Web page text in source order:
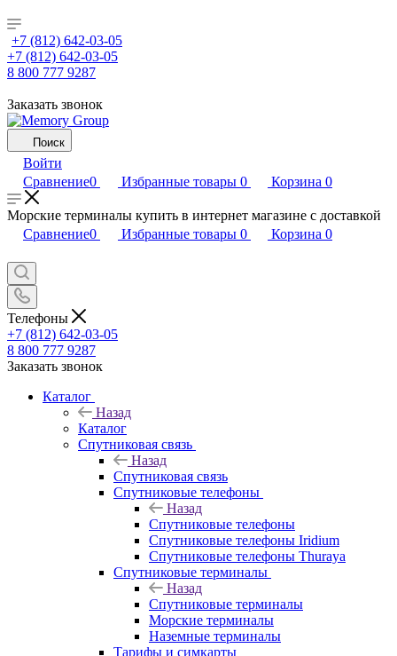
+7 (812) 642-03-05
+7 (812) 642-03-05
8 800 777 9287
Заказать звонок
Поиск
Войти
Сравнение0 Избранные товары 0 Корзина 0
Морские терминалы купить в интернет магазине с доставкой
Сравнение0 Избранные товары 0 Корзина 0
Телефоны
+7 (812) 642-03-05
8 800 777 9287
Заказать звонок
Каталог
Назад
Каталог
Спутниковая связь
Назад
Спутниковая связь
Спутниковые телефоны
Назад
Спутниковые телефоны
Спутниковые телефоны Iridium
Спутниковые телефоны Thuraya
Спутниковые терминалы
Назад
Спутниковые терминалы
Морские терминалы
Наземные терминалы
Тарифы и симкарты